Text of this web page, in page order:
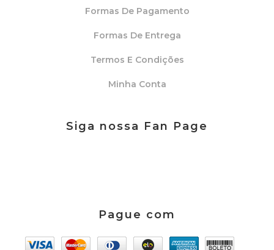
Formas De Pagamento
Formas De Entrega
Termos E Condições
Minha Conta
Siga nossa Fan Page
Pague com